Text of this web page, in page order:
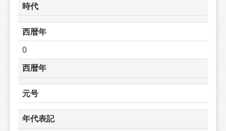
時代
西暦年
0
西暦年
元号
年代表記